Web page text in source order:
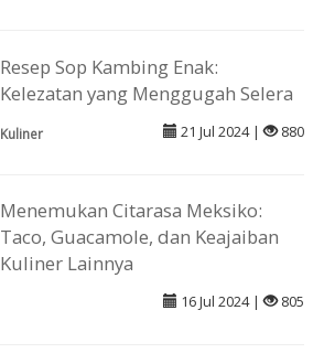
Resep Sop Kambing Enak:
Kelezatan yang Menggugah Selera
Kuliner 21 Jul 2024 | 880
Menemukan Citarasa Meksiko:
Taco, Guacamole, dan Keajaiban
Kuliner Lainnya
16 Jul 2024 | 805